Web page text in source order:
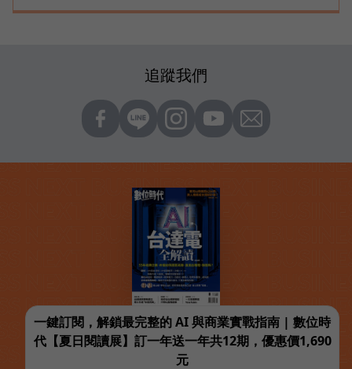
追蹤我們
一鍵訂閱，解鎖最完整的 AI 與商業實戰指南 | 數位時
代【夏日閱讀展】訂一年送一年共12期，優惠價1,690
元